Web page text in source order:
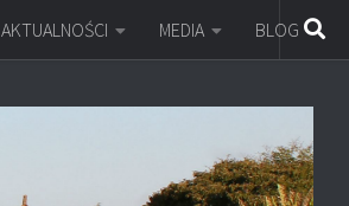
AKTUALNOŚCI MEDIA BLOG